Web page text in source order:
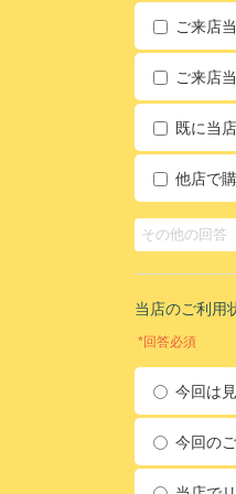
ご来店
ご来店
既に当
他店で
当店のご利用
*回答必須
今回は
今回の